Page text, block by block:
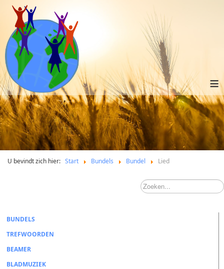
≡
U bevindt zich hier: Start Bundels Bundel Lied
BUNDELS
TREFWOORDEN
BEAMER
BLADMUZIEK